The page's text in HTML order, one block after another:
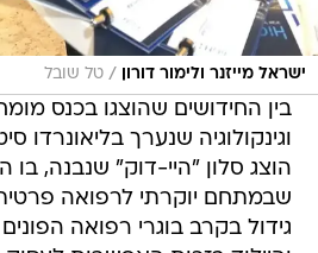
ישראל מייזנר ולימור דורון / טל שובל
בין החידושים שהוצגו בכנס
וגינקולוגיה שנערך בליאונרדו
הוצג סלון "היי-דוק" שנבנה, בו
שבמתחם יוקרתי לרפואה
גידול בקרב בוגרי רפואה הפונים